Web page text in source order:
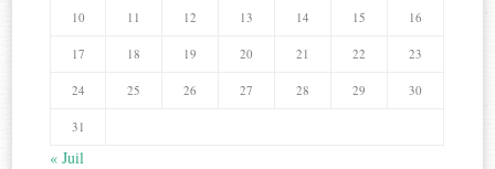
10 11 12 13 14 15 16
17 18 19 20 21 22 23
24 25 26 27 28 29 30
31
« Juil